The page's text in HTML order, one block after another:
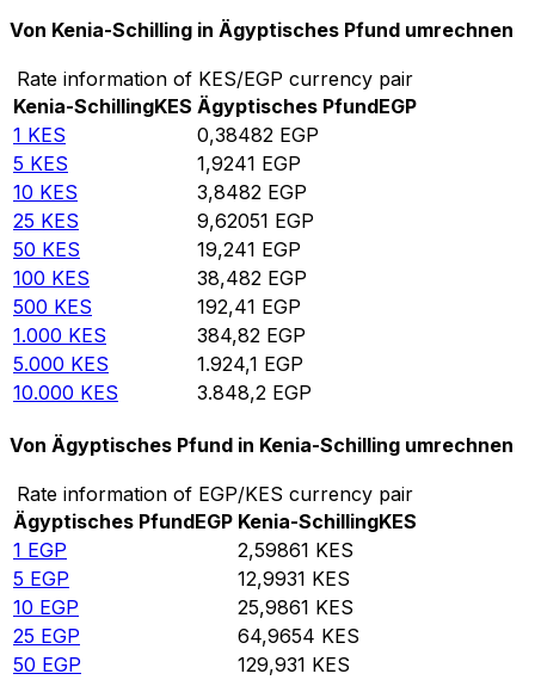
Von Kenia-Schilling in Ägyptisches Pfund umrechnen
Rate information of KES/EGP currency pair
Kenia-SchillingKES Ägyptisches PfundEGP
1 KES 0,38482 EGP
5 KES 1,9241 EGP
10 KES 3,8482 EGP
25 KES 9,62051 EGP
50 KES 19,241 EGP
100 KES 38,482 EGP
500 KES 192,41 EGP
1.000 KES 384,82 EGP
5.000 KES 1.924,1 EGP
10.000 KES 3.848,2 EGP
Von Ägyptisches Pfund in Kenia-Schilling umrechnen
Rate information of EGP/KES currency pair
Ägyptisches PfundEGP Kenia-SchillingKES
1 EGP 2,59861 KES
5 EGP 12,9931 KES
10 EGP 25,9861 KES
25 EGP 64,9654 KES
50 EGP 129,931 KES